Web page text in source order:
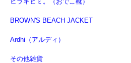
BROWN'S BEACH JACKET
Ardhi（アルディ）
その他雑貨